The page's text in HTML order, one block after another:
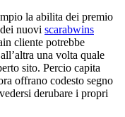
la abilita dei premio
nuovi scarabwins
cliente potrebbe
una volta quale
sito. Percio capita
offrano codesto segno
derubare i propri